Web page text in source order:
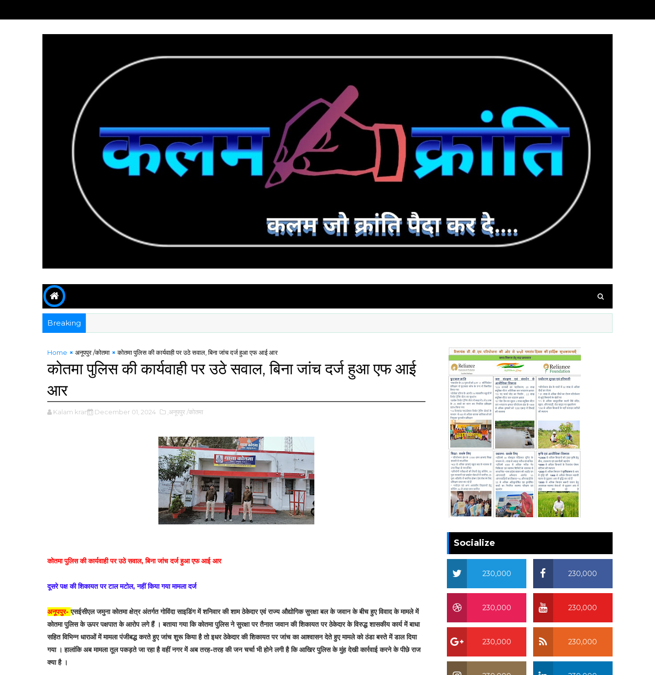
Breaking
Home अनूपपुर /कोतमा कोतमा पुलिस की कार्यवाही पर उठे सवाल, बिना जांच दर्ज हुआ एफ आई आर
कोतमा पुलिस की कार्यवाही पर उठे सवाल, बिना जांच दर्ज हुआ एफ आई
आर
Kalam kranti December 01, 2024 ,अनूपपुर /कोतमा
कोतमा पुलिस की कार्यवाही पर उठे सवाल, बिना जांच दर्ज हुआ एफ आई आर
दूसरे पक्ष की शिकायत पर टाल मटोल, नहीं किया गया मामला दर्ज
अनूपपुर-एसईसीएल जमुना कोतमा क्षेत्र अंतर्गत गोविंदा साइडिंग में शनिवार की शाम ठेकेदार एवं राज्य औद्योगिक सुरक्षा बल के जवान के बीच हुए विवाद के मामले में
कोतमा पुलिस के ऊपर पक्षपात के आरोप लगे हैं । बताया गया कि कोतमा पुलिस ने सुरक्षा पर तैनात जवान की शिकायत पर ठेकेदार के विरुद्ध शासकीय कार्य में बाधा
सहित विभिन्न धाराओं में मामला पंजीबद्ध करते हुए जांच शुरू किया है तो इधर ठेकेदार की शिकायत पर जांच का आश्वासन देते हुए मामले को ठंडा बस्ते में डाल दिया
गया । हालांकि अब मामला तूल पकड़ते जा रहा है वहीं नगर में अब तरह-तरह की जन चर्चा भी होने लगी है कि आखिर पुलिस के मुंह देखी कार्रवाई करने के पीछे राज
क्या है ।
Socialize
230,000
230,000
230,000
230,000
230,000
230,000